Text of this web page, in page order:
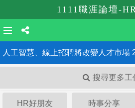
1111職涯論壇-
搜尋更多工
HR好朋友 時事分享